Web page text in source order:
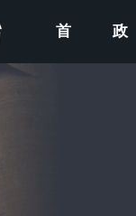
首 政